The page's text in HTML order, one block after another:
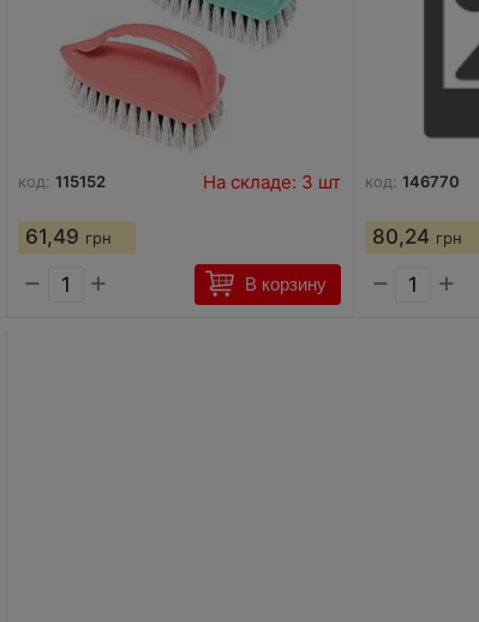
код: 115152 На складе: 3 шт
61,49 грн
− + В корзину
код: 146770
80,24 грн
− +